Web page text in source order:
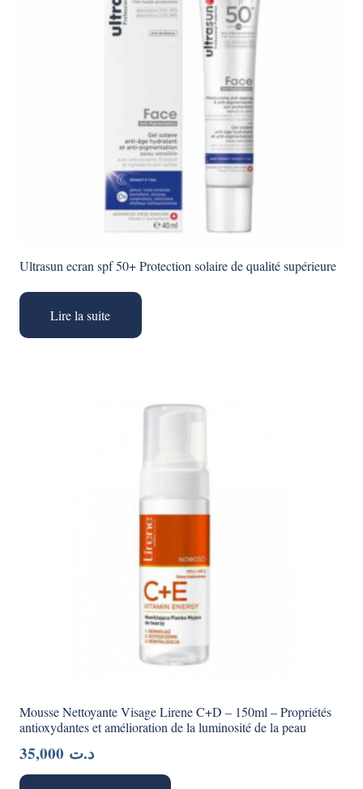
Ultrasun ecran spf 50+ Protection solaire de qualité supérieure
Lire la suite
Mousse Nettoyante Visage Lirene C+D – 150ml – Propriétés
antioxydantes et amélioration de la luminosité de la peau
د.ت